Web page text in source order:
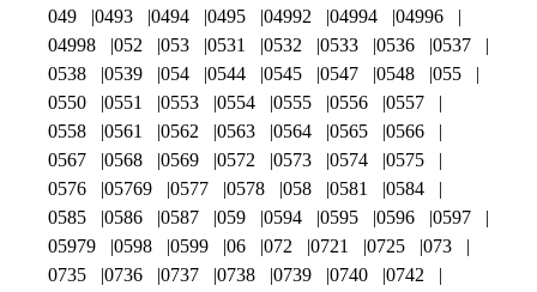
049
0493 0494 0495 04992 04994
04996
04998
052 053 0531 0532 0533 0536
0537
0538
0539 054 0544 0545 0547 0548
055
0550
0551 0553 0554 0555 0556
0557
0558
0561 0562 0563 0564 0565
0566
0567
0568 0569 0572 0573 0574
0575
0576
05769 0577 0578 058 0581
0584
0585
0586 0587 059 0594 0595 0596
0597
05979
0598 0599 06 072 0721 0725
073
0735
0736 0737 0738 0739 0740
0742